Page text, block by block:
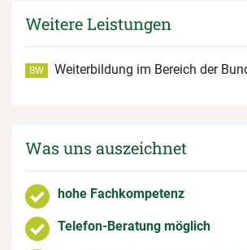
Weitere Leistungen
BW Weiterbildung im Bereich der
Was uns auszeichnet
hohe Fachkompetenz
Telefon-Beratung möglich